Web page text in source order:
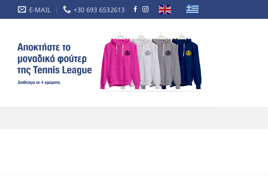
E-MAIL +30 693 6532613